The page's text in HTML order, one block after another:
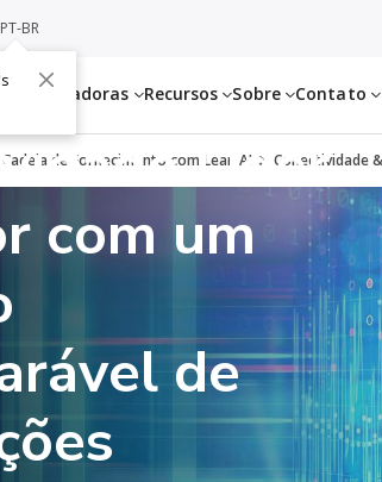
Recursos Sobre Contato
PT-BR
de Fornecimento com Lean AI Conectividade
Líder
com um
de